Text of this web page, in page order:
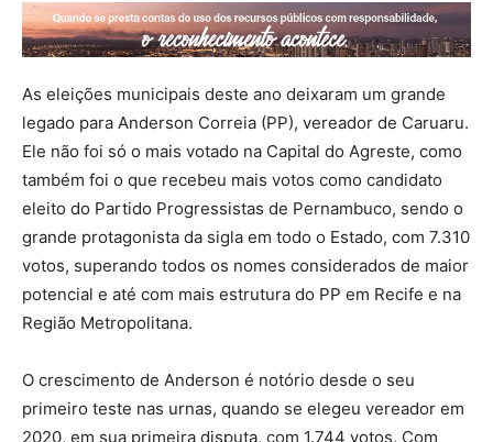
As eleições municipais deste ano deixaram um grande
legado para Anderson Correia (PP), vereador de Caruaru.
Ele não foi só o mais votado na Capital do Agreste, como
também foi o que recebeu mais votos como candidato
eleito do Partido Progressistas de Pernambuco, sendo o
grande protagonista da sigla em todo o Estado, com 7.310
votos, superando todos os nomes considerados de maior
potencial e até com mais estrutura do PP em Recife e na
Região Metropolitana.
O crescimento de Anderson é notório desde o seu
primeiro teste nas urnas, quando se elegeu vereador em
2020, em sua primeira disputa, com 1.744 votos. Com